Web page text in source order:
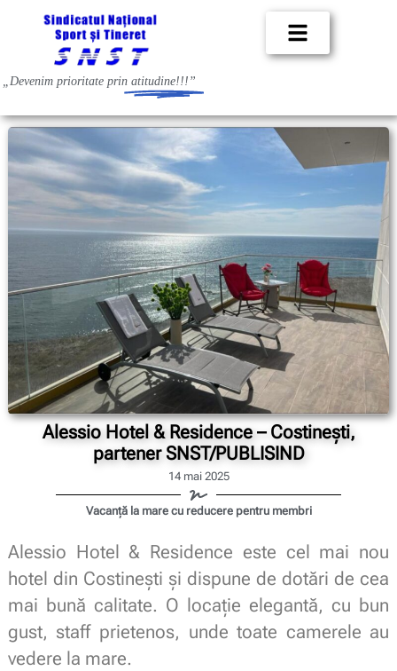
„Devenim prioritate prin atitudine!!!”
Alessio Hotel & Residence – Costinești,
partener SNST/PUBLISIND
14 mai 2025
Vacanță la mare cu reducere pentru membri
Alessio Hotel & Residence este cel mai nou
hotel din Costinești și dispune de dotări de cea
mai bună calitate. O locație elegantă, cu bun
gust, staff prietenos, unde toate camerele au
vedere la mare.